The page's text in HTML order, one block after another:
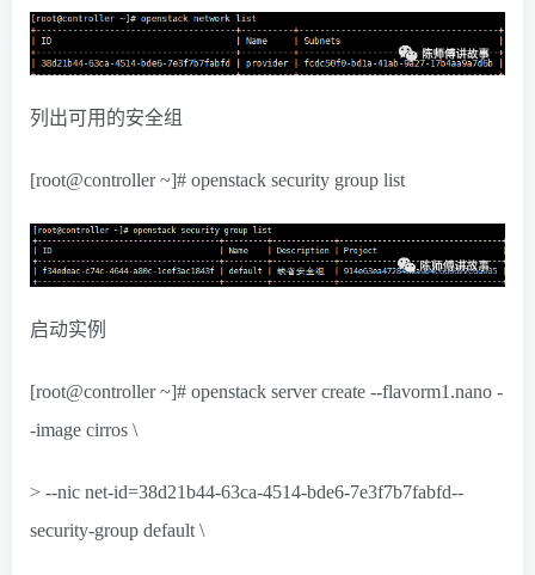
列出可用的安全组
[root@controller ~]# openstack security group list
启动实例
[root@controller ~]# openstack server create --flavorm1.nano -
-image cirros \
> --nic net-id=38d21b44-63ca-4514-bde6-7e3f7b7fabfd--
security-group default \